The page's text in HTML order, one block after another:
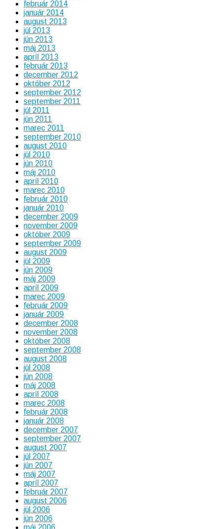
február 2014
január 2014
august 2013
júl 2013
jún 2013
máj 2013
apríl 2013
február 2013
december 2012
október 2012
september 2012
september 2011
júl 2011
jún 2011
marec 2011
september 2010
august 2010
júl 2010
jún 2010
máj 2010
apríl 2010
marec 2010
február 2010
január 2010
december 2009
november 2009
október 2009
september 2009
august 2009
júl 2009
jún 2009
máj 2009
apríl 2009
marec 2009
február 2009
január 2009
december 2008
november 2008
október 2008
september 2008
august 2008
júl 2008
jún 2008
máj 2008
apríl 2008
marec 2008
február 2008
január 2008
december 2007
september 2007
august 2007
júl 2007
jún 2007
máj 2007
apríl 2007
február 2007
august 2006
júl 2006
jún 2006
máj 2006